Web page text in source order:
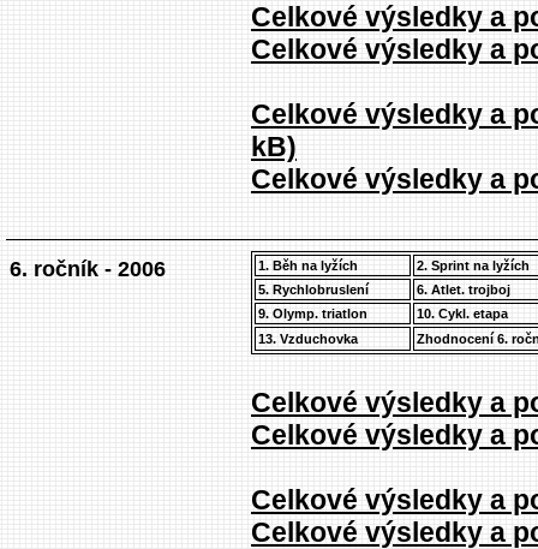
Celkové výsledky a
Celkové výsledky a
Celkové výsledky a
kB)
Celkové výsledky a
6. ročník - 2006 1. Běh na lyžích
2. Sprint na lyžích
5. Rychlobruslení
6. Atlet. trojboj
9. Olymp. triatlon
10. Cykl. etapa
13. Vzduchovka
Zhodnocení 6.
Celkové výsledky a
Celkové výsledky a
Celkové výsledky a
Celkové výsledky a